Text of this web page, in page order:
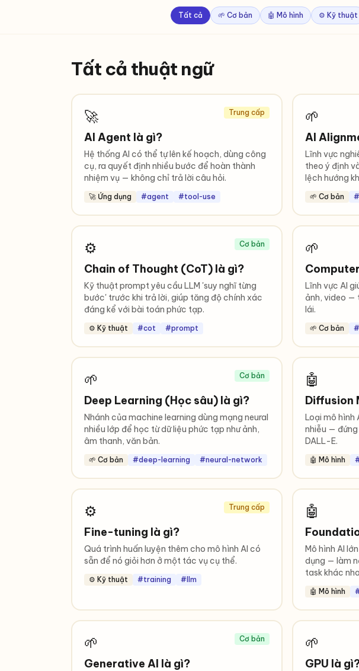
Tất cả 🌱 Cơ bản 🤖 Mô hình ⚙️ Kỹ thuật
Tất cả thuật ngữ
🚀 Trung cấp
AI Agent là gì?
Hệ thống AI có thể tự lên kế hoạch, dùng công
cụ, ra quyết định nhiều bước để hoàn thành
nhiệm vụ — không chỉ trả lời câu hỏi.
🚀 Ứng dụng #agent #tool-use
🌱
AI
Lĩnh vực
theo ý định
lệch hướng
🌱 Cơ bản
⚙️ Cơ bản
Chain of Thought (CoT) là gì?
Kỹ thuật prompt yêu cầu LLM 'suy nghĩ từng
bước' trước khi trả lời, giúp tăng độ chính xác
đáng kể với bài toán phức tạp.
⚙️ Kỹ thuật #cot #prompt
🌱
Lĩnh vực AI
ảnh, video —
lái.
🌱 Cơ bản
🌱 Cơ bản
Deep Learning (Học sâu) là gì?
Nhánh của machine learning dùng mạng neural
nhiều lớp để học từ dữ liệu phức tạp như ảnh,
âm thanh, văn bản.
🌱 Cơ bản #deep-learning #neural-network
🤖
Diffusion
Loại mô hình
nhiễu — đứng
DALL-E.
🤖 Mô hình
⚙️ Trung cấp
Fine-tuning là gì?
Quá trình huấn luyện thêm cho mô hình AI có
sẵn để nó giỏi hơn ở một tác vụ cụ thể.
⚙️ Kỹ thuật #training #llm
🤖
Mô hình AI
dụng — làm
task khác
🤖 Mô hình
🌱 Cơ bản
Generative AI là gì?
🌱
GPU là